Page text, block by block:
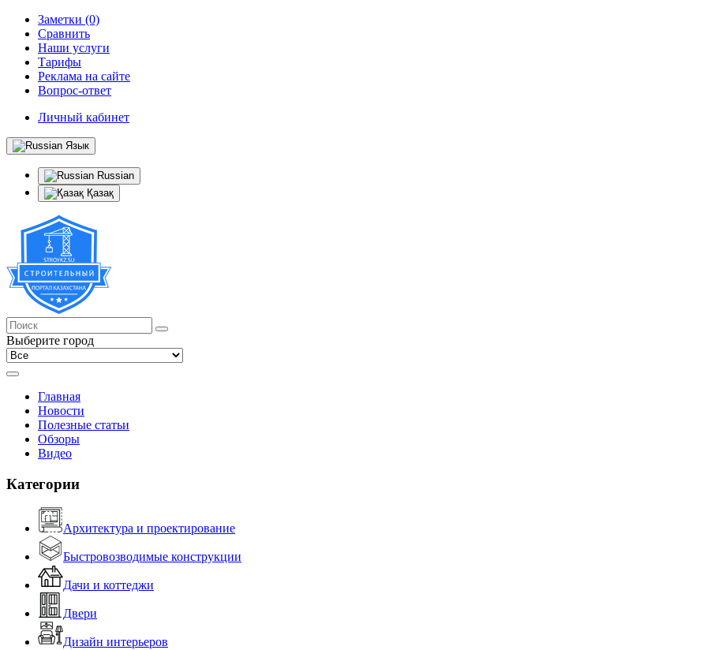
Заметки (0)
Сравнить
Наши услуги
Тарифы
Реклама на сайте
Вопрос-ответ
Личный кабинет
Язык
Russian
Қазақ
Выберите город
Главная
Новости
Полезные статьи
Обзоры
Видео
Категории
Архитектура и проектирование
Быстровозводимые конструкции
Дачи и коттеджи
Двери
Дизайн интерьеров